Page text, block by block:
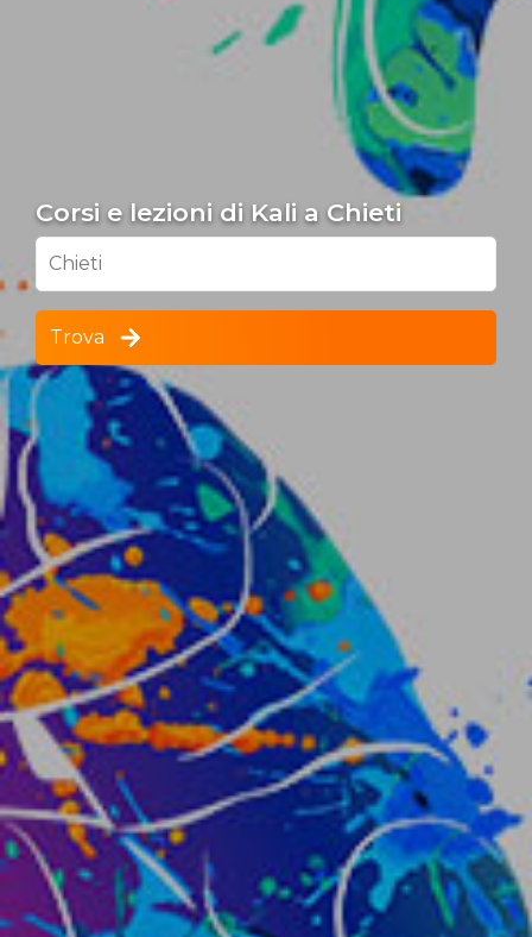
Corsi e lezioni di Kali a Chieti
Chieti
Trova